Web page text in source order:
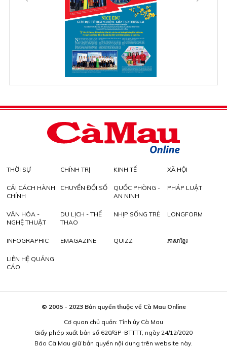
THỜI SỰ CHÍNH TRỊ KINH TẾ XÃ HỘI
CẢI CÁCH HÀNH
CHÍNH
CHUYỂN ĐỔI SỐ
QUỐC PHÒNG -
AN NINH
PHÁP LUẬT
VĂN HÓA -
NGHỆ THUẬT
DU LỊCH - THỂ
THAO
NHỊP SỐNG TRẺ LONGFORM
INFOGRAPHIC EMAGAZINE QUIZZ ភាសាខ្មែរ
LIÊN HỆ QUẢNG
CÁO
© 2005 - 2023 Bản quyền thuộc về Cà Mau Online
Cơ quan chủ quản: Tỉnh ủy Cà Mau
Giấy phép xuất bản số 620/GP-BTTTT, ngày 24/12/2020
Báo Cà Mau giữ bản quyền nội dung trên website này.